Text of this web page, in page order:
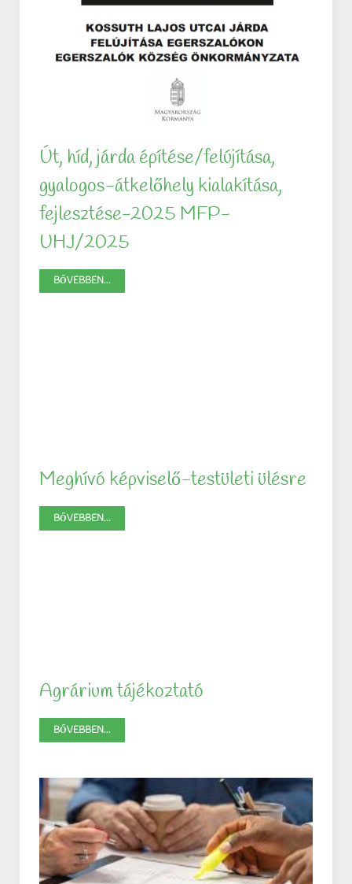
Út, híd, járda építése/felújítása,
gyalogos-átkelőhely kialakítása,
fejlesztése-2025 MFP-
UHJ/2025
BŐVEBBEN...
Meghívó képviselő-testületi ülésre
BŐVEBBEN...
Agrárium tájékoztató
BŐVEBBEN...